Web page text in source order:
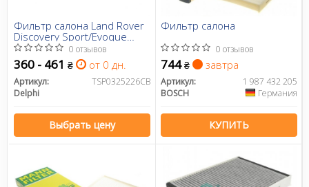
Фильтр салона Land Rover
Discovery Sport/Evoque
14-/Freelander 2 /Volvo S60
II/S80 II 06-
0 отзывов
360 - 461 ₴ от 0 дн.
Артикул:
TSP0325226CB
Delphi
Выбрать цену
Фильтр салона
0 отзывов
744₴ завтра
Артикул:
1 987 432 205
BOSCH
Германия
КУПИТЬ